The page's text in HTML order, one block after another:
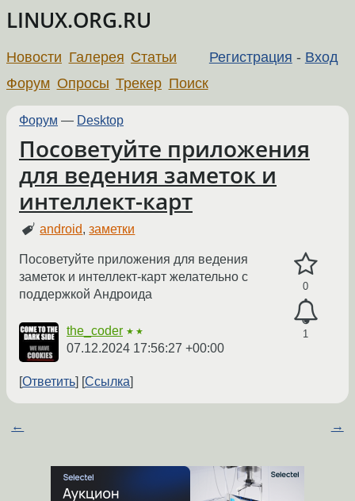
LINUX.ORG.RU
Регистрация - Вход
Новости Галерея Статьи
Форум Опросы Трекер Поиск
Форум — Desktop
Посоветуйте приложения
для ведения заметок и
интеллект-карт
android,заметки
0
1
Посоветуйте приложения для ведения
заметок и интеллект-карт желательно с
поддержкой Андроида
the_coder ★★
07.12.2024 17:56:27 +00:00
Ответить Ссылка
← →